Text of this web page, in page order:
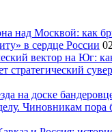
над Москвой: как
в сердце России
вектор на Юг:
стратегический
на доске
Чиновникам пора